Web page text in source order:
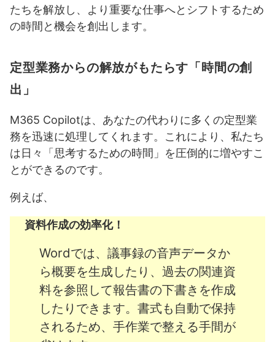
たちを解放し、より重要な仕事へとシフトするため
の時間と機会を創出します。
定型業務からの解放がもたらす「時間の創
出」
M365 Copilotは、あなたの代わりに多くの定型業
務を迅速に処理してくれます。これにより、私たち
は日々「思考するための時間」を圧倒的に増やすこ
とができるのです。
例えば、
資料作成の効率化！
Wordでは、議事録の音声データか
ら概要を生成したり、過去の関連資
料を参照して報告書の下書きを作成
したりできます。書式も自動で保持
されるため、手作業で整える手間が